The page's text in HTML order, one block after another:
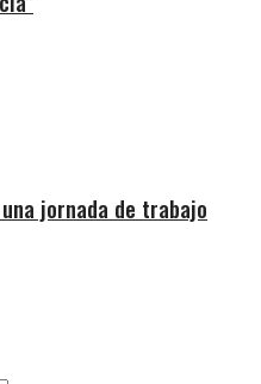
jornada de trabajo